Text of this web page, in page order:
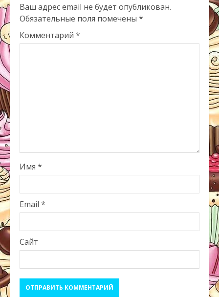
Ваш адрес email не будет опубликован.
Обязательные поля помечены *
Комментарий *
Имя *
Email *
Сайт